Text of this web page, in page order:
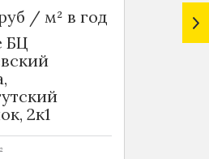
/ м² в год
БЦ
2к1
97